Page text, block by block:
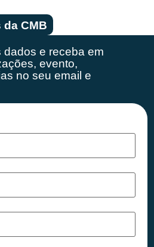
da CMB
dados e receba em
evento,
no seu email e